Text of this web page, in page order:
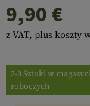
9,90 €
z VAT, plus koszty
2-3 Sztuki w
roboczych